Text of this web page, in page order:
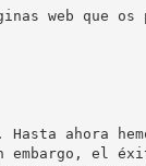
web que os
ahora
el